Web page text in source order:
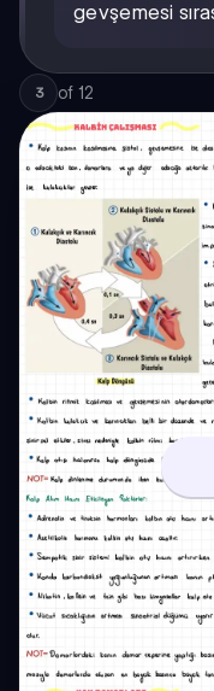
gevşemesi
3 of 12